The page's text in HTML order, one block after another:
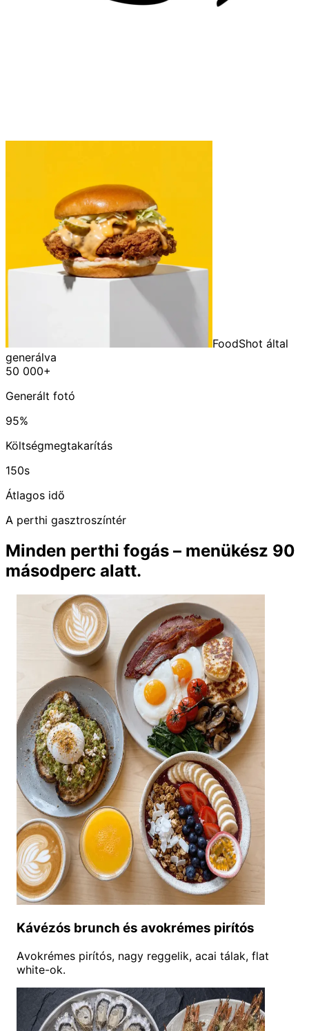
FoodShot által
generálva
50 000+
Generált fotó
95%
Költségmegtakarítás
150s
Átlagos idő
A perthi gasztroszíntér
Minden perthi fogás – menükész 90
másodperc alatt.
Kávézós brunch és avokrémes pirítós
Avokrémes pirítós, nagy reggelik, acai tálak, flat
white-ok.